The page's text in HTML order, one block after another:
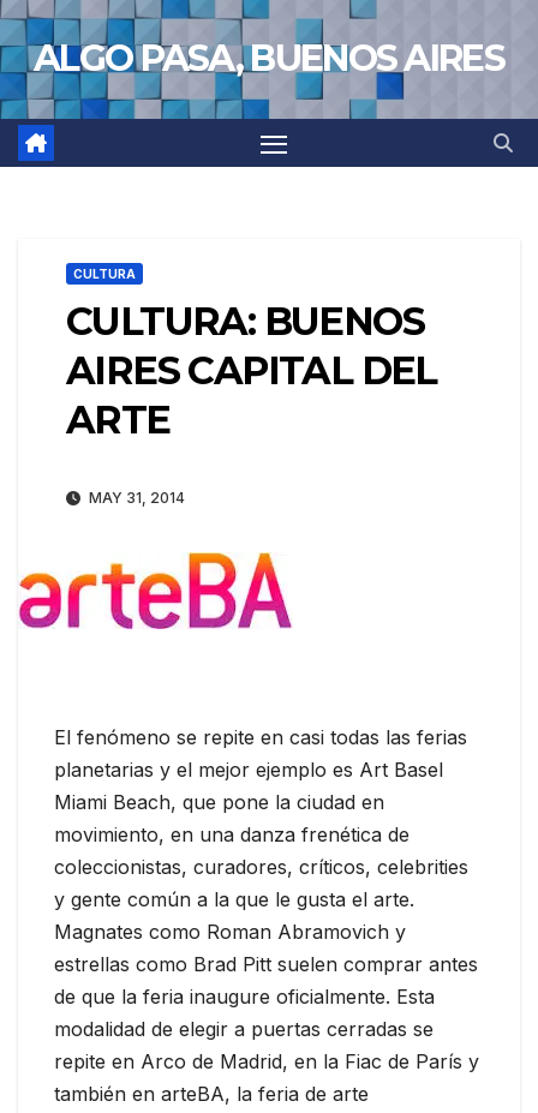
Saltar
al
contenido
ALGO PASA, BUENOS AIRES
CULTURA
CULTURA: BUENOS
AIRES CAPITAL DEL
ARTE
MAY 31, 2014
El fenómeno se repite en casi todas las ferias
planetarias y el mejor ejemplo es Art Basel
Miami Beach, que pone la ciudad en
movimiento, en una danza frenética de
coleccionistas, curadores, críticos, celebrities
y gente común a la que le gusta el arte.
Magnates como Roman Abramovich y
estrellas como Brad Pitt suelen comprar antes
de que la feria inaugure oficialmente. Esta
modalidad de elegir a puertas cerradas se
repite en Arco de Madrid, en la Fiac de París y
también en arteBA, la feria de arte